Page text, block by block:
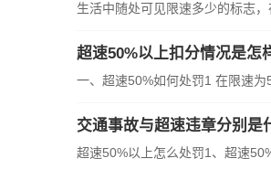
生活中随处可见限速多少的标志
超速50%以上扣分情况是怎
一、超速50%如何处罚1 在限速为
交通事故与超速违章分别是
超速50%以上怎么处罚1、超速